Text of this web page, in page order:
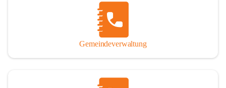
Von 1971 bis 1991 gehörte Wörterberg zur Gemeinde
Ollersdorf. Durch den Einsatz von mehreren Ortsansässigen
wurde Wörterberg 1991 wieder eine eigenständige
Die Gemeinde liegt im Südburgenland im Nordwesten des
Gemeindeverwaltung